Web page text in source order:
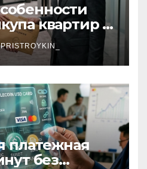
квартир в
PRISTROYKIN_
платежная
без